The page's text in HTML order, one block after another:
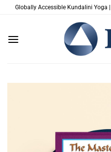
PasserGlobally Accessible Kundalini Yoga